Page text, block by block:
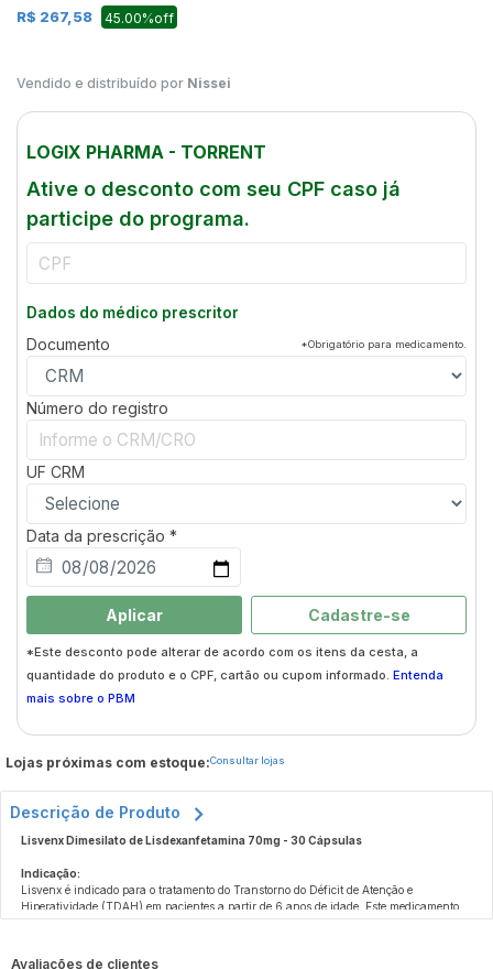
R$ 267,58 45.00%off
Vendido e distribuído por Nissei
LOGIX PHARMA - TORRENT
Ative o desconto com seu CPF caso já
participe do programa.
Dados do médico prescritor
Documento *Obrigatório para medicamento.
Número do registro
UF CRM
Data da prescrição *
Aplicar Cadastre-se
*Este desconto pode alterar de acordo com os itens da cesta, a
quantidade do produto e o CPF, cartão ou cupom informado. Entenda
mais sobre o PBM
Lojas próximas com estoque:Consultar lojas
Descrição de Produto
Lisvenx Dimesilato de Lisdexanfetamina 70mg - 30 Cápsulas
Indicação:
Lisvenx é indicado para o tratamento do Transtorno do Déficit de Atenção e
Hiperatividade (TDAH) em pacientes a partir de 6 anos de idade. Este medicamento
deve ser utilizado como parte de um programa abrangente de tratamento do TDAH,
Avaliações de clientes